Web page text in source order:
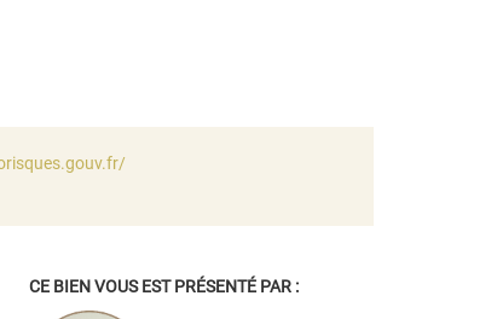
CE BIEN VOUS EST PRÉSENTÉ PAR :